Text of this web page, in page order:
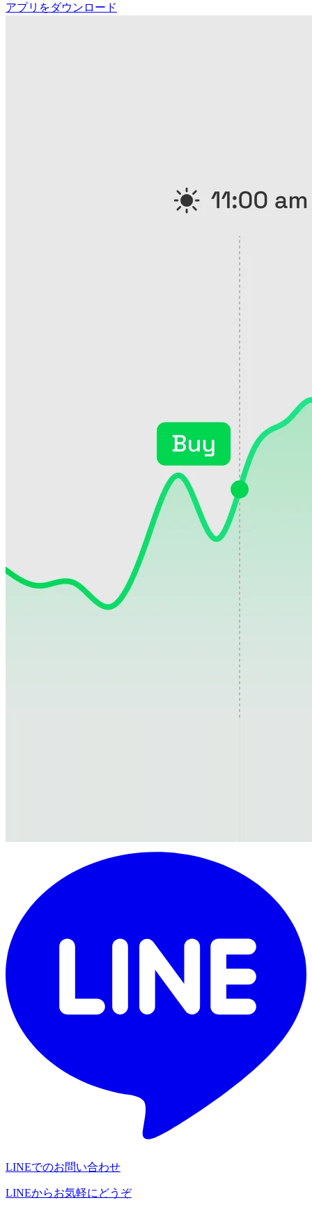
アプリをダウンロード
LINEでのお問い合わせ
LINEからお気軽にどうぞ